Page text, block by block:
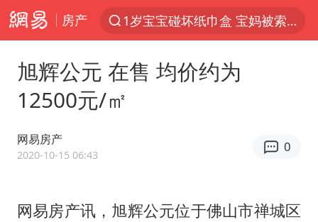
房产
1岁宝宝碰坏纸巾盒 宝妈被索赔924元
Meta被判支付5.67亿美元
阿根廷足协发文力挺因凡蒂诺
A股开盘：民爆、CPO等概念走强
旭辉公元 在售 均价约为
12500元/㎡
网易房产
2020-10-15 06:43
0
网易房产讯，旭辉公元位于佛山市禅城区